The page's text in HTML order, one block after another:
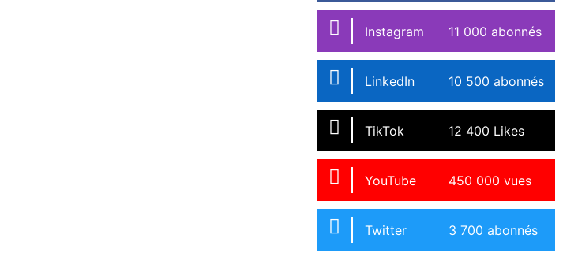
Instagram 11 000 abonnés
LinkedIn 10 500 abonnés
TikTok 12 400 Likes
YouTube 450 000 vues
Twitter 3 700 abonnés